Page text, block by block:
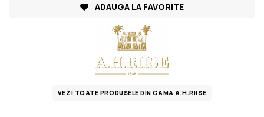
ADAUGA LA FAVORITE
VEZI TOATE PRODUSELE DIN GAMA A.H.RIISE